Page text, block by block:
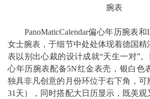
腕表
PanoMaticCalendar偏心年历腕表和
女士腕表，于细节中处处体现着德国
表以别出心裁的设计成就“天生一对”。
心年历腕表配备5N红金表壳，银白色
独具非凡创意的月份环位于右下角，可
31天），同时搭配大日历显示，既美观